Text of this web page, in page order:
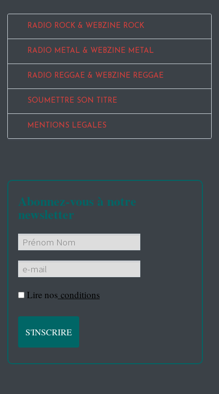
RADIO ROCK & WEBZINE ROCK
RADIO METAL & WEBZINE METAL
RADIO REGGAE & WEBZINE REGGAE
SOUMETTRE SON TITRE
MENTIONS LEGALES
Abonnez-vous à notre
newsletter
Lire nos conditions